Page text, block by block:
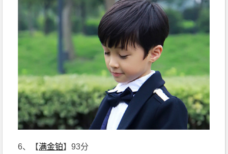
6、【满金铂】93分